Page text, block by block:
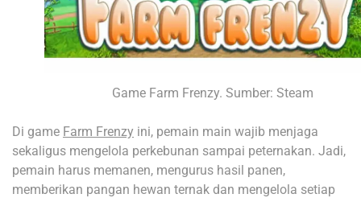
Game Farm Frenzy. Sumber: Steam
Di game Farm Frenzy ini, pemain main wajib menjaga
sekaligus mengelola perkebunan sampai peternakan. Jadi,
pemain harus memanen, mengurus hasil panen,
memberikan pangan hewan ternak dan mengelola setiap